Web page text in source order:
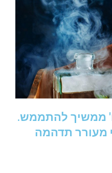
ממשיך להתממש.
מעורר תדהמה